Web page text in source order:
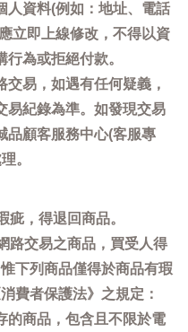
人資料(例如：地址、電話
立即上線修改，不得以資
為或拒絕付款。
易，如遇有任何疑義，
易紀錄為準。如發現交易
品顧客服務中心(客服專
。
疵，得退回商品。
路交易之商品，買受人得
下列商品僅得於商品有瑕
費者保護法》之規定：
的商品，包含且不限於電